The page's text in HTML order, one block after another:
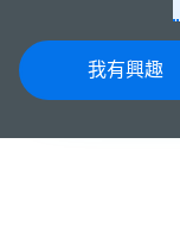
我有興趣